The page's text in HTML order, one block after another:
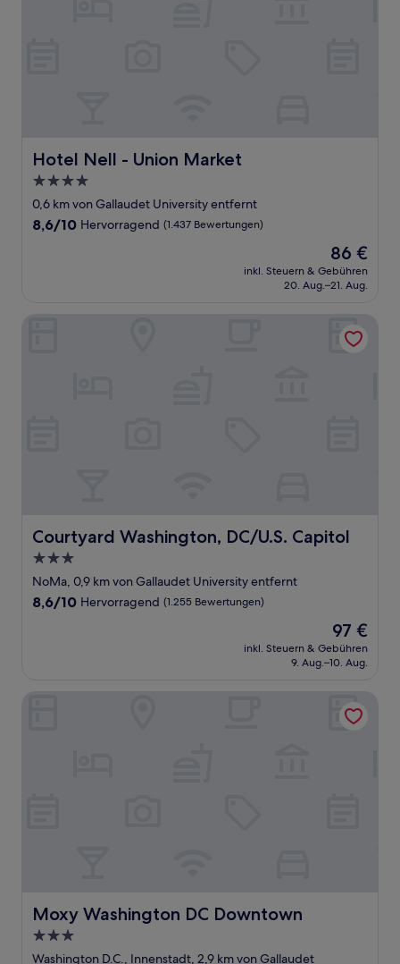
Hotel Nell - Union Market
Hotel Nell - Union Market
4.0-
Sterne-
Unterkunft
0,6 km von Gallaudet University entfernt
8.6
8,6/10 Hervorragend (1.437 Bewertungen)
Der
Preis
beträgt
86 €
inkl. Steuern & Gebühren
20. Aug.–21. Aug.
Courtyard Washington, DC/U.S. Capitol
Courtyard Washington, DC/U.S. Capitol
3.0-
Sterne-
Unterkunft
NoMa, 0,9 km von Gallaudet University entfernt
8.6
8,6/10 Hervorragend (1.255 Bewertungen)
Der
Preis
beträgt
97 €
inkl. Steuern & Gebühren
9. Aug.–10. Aug.
Moxy Washington DC Downtown
Moxy Washington DC Downtown
3.0-
Sterne-
Washington D.C., Innenstadt, 2,9 km von Gallaudet